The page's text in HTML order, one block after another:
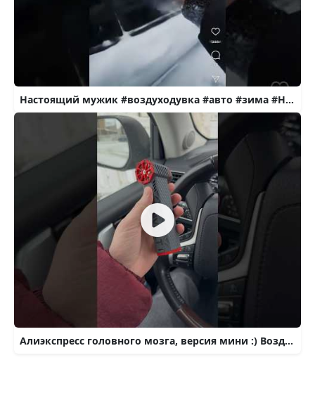
Настоящий мужик #воздуходувка #авто #зима #HANSON
Алиэкспресс головного мозга, версия мини :) Воздуходуйка просто огонь и пожар!